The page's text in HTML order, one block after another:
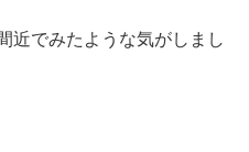
近でみたような気がしまし